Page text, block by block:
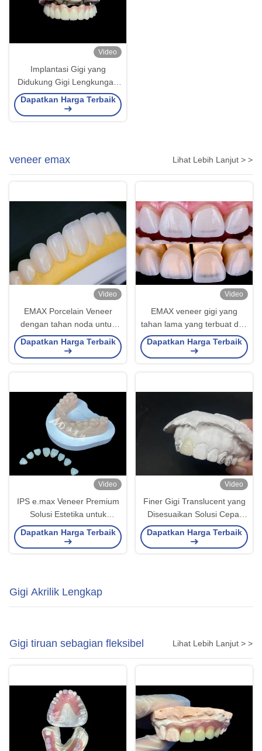
Video
Implantasi Gigi yang
Didukung Gigi Lengkungan
Lengkap Tetap untuk Solusi
permanen, stabil, dan
Dapatkan Harga Terbaik
veneer emax Lihat Lebih Lanjut > >
Video
EMAX Porcelain Veneer
dengan tahan noda untuk
restorasi estetika yang
terlihat alami
Dapatkan Harga Terbaik
Video
EMAX veneer gigi yang
tahan lama yang terbuat dari
semua bahan sirkonium
keramik
Dapatkan Harga Terbaik
Video
IPS e.max Veneer Premium
Solusi Estetika untuk
Transformasi Senyum
Menakjubkan
Dapatkan Harga Terbaik
Video
Finer Gigi Translucent yang
Disesuaikan Solusi Cepat
dan Efektif untuk Senyum
yang Lama
Dapatkan Harga Terbaik
Gigi Akrilik Lengkap
Gigi tiruan sebagian fleksibel Lihat Lebih Lanjut > >